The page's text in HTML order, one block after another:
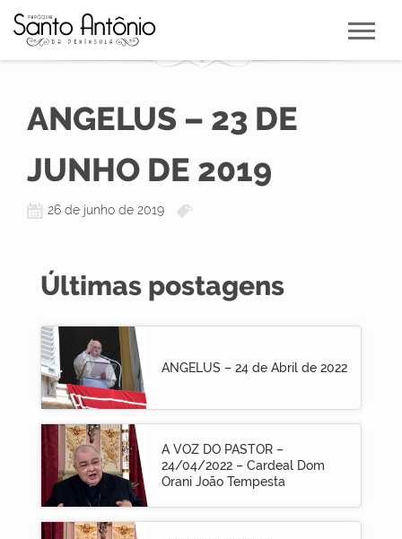
ANGELUS – 23 DE
JUNHO DE 2019
26 de junho de 2019
Últimas postagens
ANGELUS – 24 de Abril de 2022
A VOZ DO PASTOR –
24/04/2022 – Cardeal Dom
Orani João Tempesta